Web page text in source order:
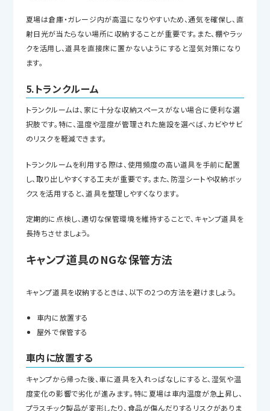
夏場は倉庫・ガレージ内が高温になりやすいため、通気を確保し、直
射日光が当たらない場所に収納することが重要です。また、棚やラッ
クを活用し、道具を直接床に置かないようにすると湿気対策になり
ます。
5.トランクルーム
トランクルームは、家に十分な収納スペースがない場合に便利な選
択肢です。特に、温度や湿度が管理された施設を選べば、カビやサビ
のリスクを軽減できます。
トランクルームを利用する際は、使用頻度の高い道具を手前に配置
し、取り出しやすくする工夫が重要です。また、防湿シートや収納ボッ
クスを活用すると、道具を整理しやすくなります。
定期的に点検し、適切な保管環境を維持することで、キャンプ道具を
長持ちさせましょう。
キャンプ道具のNGな保管方法
キャンプ道具を収納するときは、以下の2つの方法を避けましょう。
車内に放置する
屋外で保管する
車内に放置する
キャンプから帰った後、車に道具を入れっぱなしにすると、湿気や温
度変化の影響で劣化が進みます。特に夏場は車内温度が急上昇し、
プラスチック製品が変形したり、食品が傷んだりするリスクがありま